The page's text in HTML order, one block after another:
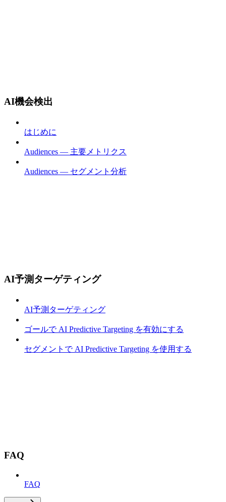
AI機会検出
はじめに
Audiences — 主要メトリクス
Audiences — セグメント分析
AI予測ターゲティング
AI予測ターゲティング
ゴールで AI Predictive Targeting を有効にする
セグメントで AI Predictive Targeting を使用する
FAQ
FAQ